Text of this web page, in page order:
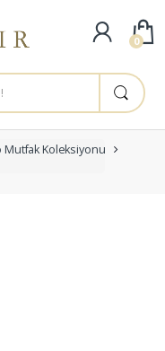
Mutfak Koleksiyonu
0